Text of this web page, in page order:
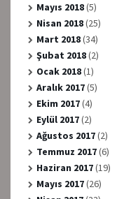
Mayıs 2018(5)
Nisan 2018(25)
Mart 2018(34)
Şubat 2018(2)
Ocak 2018(1)
Aralık 2017(5)
Ekim 2017(4)
Eylül 2017(2)
Ağustos 2017(2)
Temmuz 2017(6)
Haziran 2017(19)
Mayıs 2017(26)